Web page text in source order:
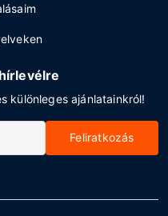
különleges ajánlatainkról!
Feliratkozás